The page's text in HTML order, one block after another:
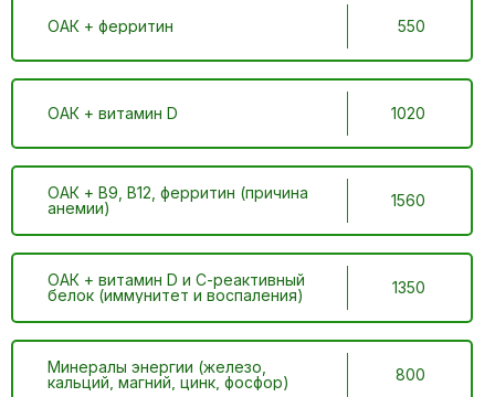
ОАК + ферритин 550
ОАК + витамин D 1020
ОАК + B9, B12, ферритин (причина
анемии)
1560
ОАК + витамин D и С-реактивный
белок (иммунитет и воспаления)
1350
Минералы энергии (железо,
кальций, магний, цинк, фосфор)
800